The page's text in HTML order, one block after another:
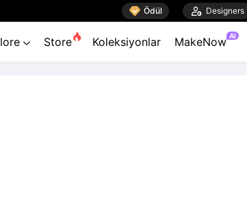
 Ödül  Designers
 Store Koleksiyonlar MakeNow AI